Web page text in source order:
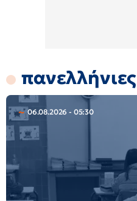
πανελλήνιες
06.08.2026 - 05:30